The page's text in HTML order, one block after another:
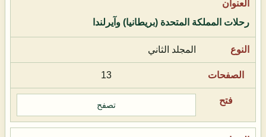
رحلات المملكة المتحدة (بريطانيا) وآيرلندا
المجلد الثاني
13
تصفح